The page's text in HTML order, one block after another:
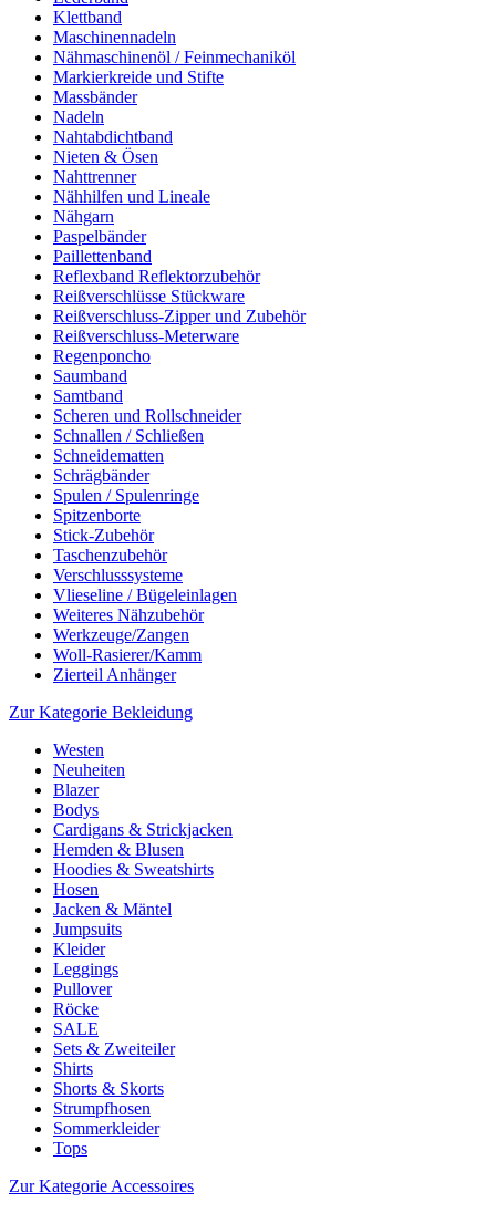
Klettband
Maschinennadeln
Nähmaschinenöl / Feinmechaniköl
Markierkreide und Stifte
Massbänder
Nadeln
Nahtabdichtband
Nieten & Ösen
Nahttrenner
Nähhilfen und Lineale
Nähgarn
Paspelbänder
Paillettenband
Reflexband Reflektorzubehör
Reißverschlüsse Stückware
Reißverschluss-Zipper und Zubehör
Reißverschluss-Meterware
Regenponcho
Saumband
Samtband
Scheren und Rollschneider
Schnallen / Schließen
Schneidematten
Schrägbänder
Spulen / Spulenringe
Spitzenborte
Stick-Zubehör
Taschenzubehör
Verschlusssysteme
Vlieseline / Bügeleinlagen
Weiteres Nähzubehör
Werkzeuge/Zangen
Woll-Rasierer/Kamm
Zierteil Anhänger
Zur Kategorie Bekleidung
Westen
Neuheiten
Blazer
Bodys
Cardigans & Strickjacken
Hemden & Blusen
Hoodies & Sweatshirts
Hosen
Jacken & Mäntel
Jumpsuits
Kleider
Leggings
Pullover
Röcke
SALE
Sets & Zweiteiler
Shirts
Shorts & Skorts
Strumpfhosen
Sommerkleider
Tops
Zur Kategorie Accessoires